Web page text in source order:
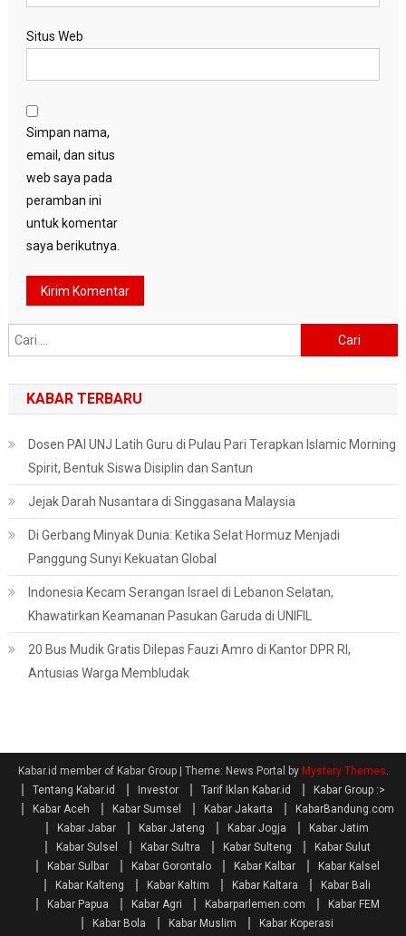
Situs Web
Simpan nama,
email, dan situs
web saya pada
peramban ini
untuk komentar
saya berikutnya.
untuk:
KABAR TERBARU
Dosen PAI UNJ Latih Guru di Pulau Pari Terapkan Islamic Morning
Spirit, Bentuk Siswa Disiplin dan Santun
Jejak Darah Nusantara di Singgasana Malaysia
Di Gerbang Minyak Dunia: Ketika Selat Hormuz Menjadi
Panggung Sunyi Kekuatan Global
Indonesia Kecam Serangan Israel di Lebanon Selatan,
Khawatirkan Keamanan Pasukan Garuda di UNIFIL
20 Bus Mudik Gratis Dilepas Fauzi Amro di Kantor DPR RI,
Antusias Warga Membludak
Kabar.id member of Kabar Group Theme: News Portal by Mystery Themes.
Tentang Kabar.id
Investor Tarif Iklan Kabar.id
Kabar Group :>
Kabar Aceh
Kabar Sumsel Kabar Jakarta
KabarBandung.com
Kabar Jabar
Kabar Jateng Kabar Jogja
Kabar Jatim
Kabar Sulsel
Kabar Sultra Kabar Sulteng
Kabar Sulut
Kabar Sulbar
Kabar Gorontalo Kabar Kalbar
Kabar Kalsel
Kabar Kalteng
Kabar Kaltim Kabar Kaltara
Kabar Bali
Kabar Papua
Kabar Agri Kabarparlemen.com
Kabar FEM
Kabar Bola
Kabar Muslim Kabar Koperasi